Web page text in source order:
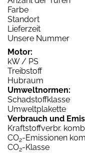
Farbe
Standort
Lieferzeit
Unsere Nummer
Motor:
kW / PS
Treibstoff
Hubraum
Umweltnormen:
Schadstoffklasse
Umweltplakette
Verbrauch und
Kraftstoffverbr.
CO2-Emissionen
CO2-Klasse